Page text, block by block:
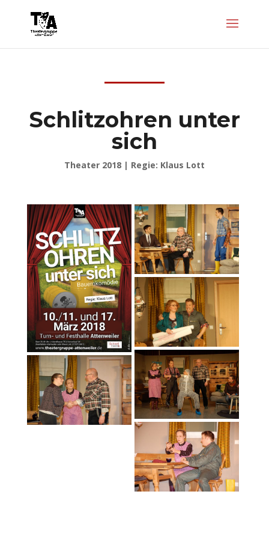
Schlitzohren unter
sich
Theater 2018 | Regie: Klaus Lott